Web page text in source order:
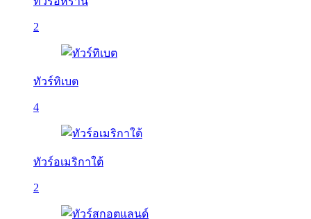
2
ทัวร์ทิเบต
4
ทัวร์อเมริกาใต้
2